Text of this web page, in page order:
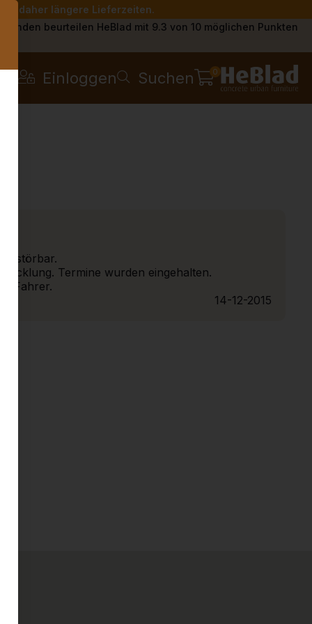
daher längere Lieferzeiten.
Kunden beurteilen HeBlad mit 9.3 von 10 möglichen Punkten
Einloggen Suchen 0
Termine wurden eingehalten.
Fahrer.
14-12-2015